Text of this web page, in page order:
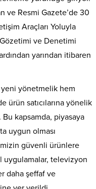
ve Resmi Gazete’de 30
Araçları Yoluyla
ve Denetimi
yarından itibaren
yeni yönetmelik hem
ürün satıcılarına yönelik
kapsamda, piyasaya
uygun olması
güvenli ürünlere
uygulamalar, televizyon
daha şeffaf ve